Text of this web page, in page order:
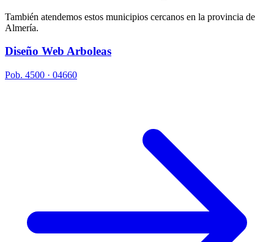
También atendemos estos municipios cercanos en la provincia de
Almería.
Diseño Web Arboleas
Pob. 4500 · 04660